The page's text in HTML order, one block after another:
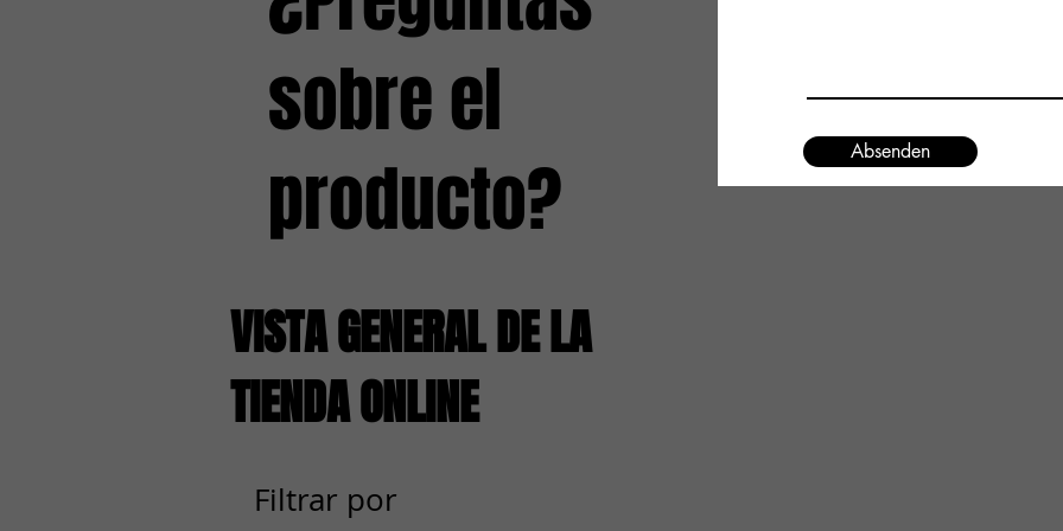
sobre el
producto?
Absenden
VISTA GENERAL DE LA
TIENDA ONLINE
Filtrar por